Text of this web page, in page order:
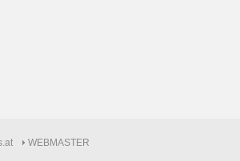
WEBMASTER